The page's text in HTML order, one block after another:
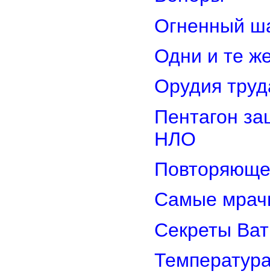
Огненный
Одни и те
Орудия
Пентагон
НЛО
Самые
Секреты